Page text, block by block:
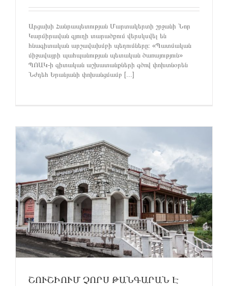
Արցախի Հանրապետության Մարտակերտի շրջանի Նոր
Կարմիրավան գյուղի տարածքում վերսկսվել են
հնագիտական արշավախմբի պեղումները։ «Պատմական
միջավայրի պահպանության պետական ծառայություն»
ՊՈԱԿ-ի գիտական աշխատանքների գծով փոխտնօրեն
Նժդեհ Երանյանի փոխանցմամբ [...]
ՇՈՒՇԻՈՒՄ ՉՈՐՍ ԹԱՆԳԱՐԱՆ Է